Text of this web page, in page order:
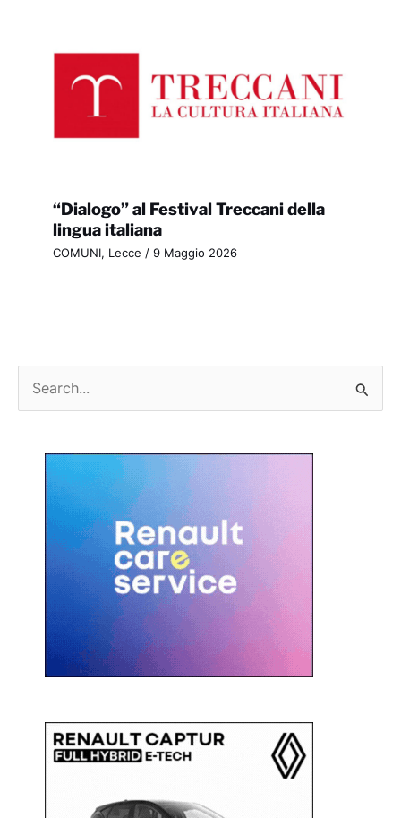
“Dialogo” al Festival Treccani della
lingua italiana
COMUNI, Lecce / 9 Maggio 2026